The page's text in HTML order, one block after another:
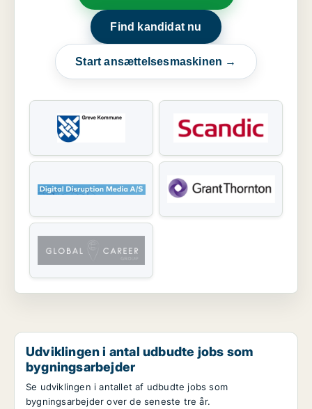
Find kandidat nu
Start ansættelsesmaskinen →
Udviklingen i antal udbudte jobs som
bygningsarbejder
Se udviklingen i antallet af udbudte jobs som
bygningsarbejder over de seneste tre år.